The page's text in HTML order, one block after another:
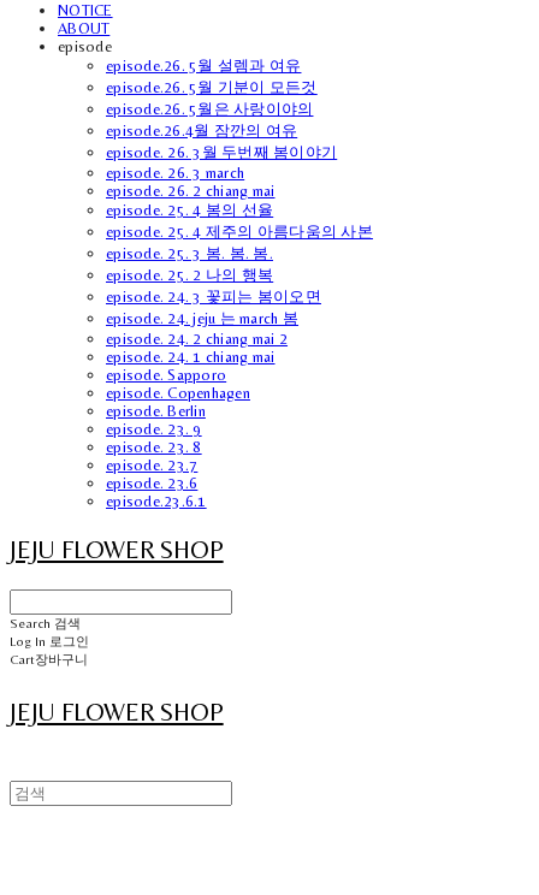
NOTICE
ABOUT
episode
episode.26. 5월 설렘과 여유
episode.26. 5월 기분이 모든것
episode.26. 5월은 사랑이야의
episode.26.4월 잠깐의 여유
episode. 26. 3월 두번째 봄이야기
episode. 26. 3 march
episode. 26. 2 chiang mai
episode. 25. 4 봄의 선율
episode. 25. 4 제주의 아름다움의 사본
episode. 25. 3 봄. 봄. 봄.
episode. 25. 2 나의 행복
episode. 24. 3 꽃피는 봄이오면
episode. 24. jeju 는 march 봄
episode. 24. 2 chiang mai 2
episode. 24. 1 chiang mai
episode. Sapporo
episode. Copenhagen
episode. Berlin
episode. 23. 9
episode. 23. 8
episode. 23.7
episode. 23.6
episode.23.6.1
JEJU FLOWER SHOP
Search 검색
Log In 로그인
Cart장바구니
JEJU FLOWER SHOP